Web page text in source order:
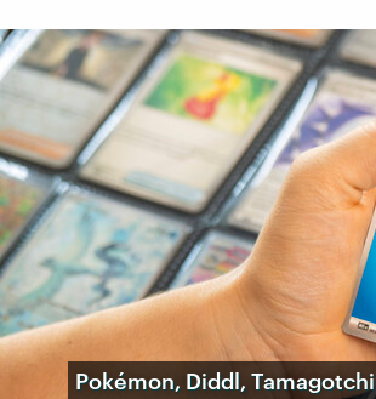
Pokémon, Diddl, Tamagotchi